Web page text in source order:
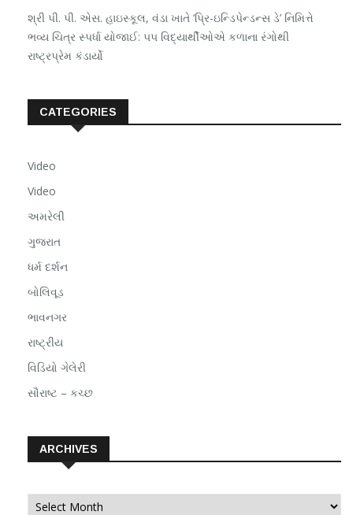
શ્રી પી. પી. એસ. હાઇસ્કૂલ, વંડા ખાતે ‘પ્રિ-ઇન્ડિપેન્ડન્સ ડે’ નિમિત્તે
ભવ્ય ચિત્ર સ્પર્ધા યોજાઈ: ૫૫ વિદ્યાર્થીઓએ કળાના રંગોથી
રાષ્ટ્રપ્રેમ કંડાર્યો
CATEGORIES
Video
Video
અમરેલી
ગુજરાત
ધર્મ દર્શન
બોલિવૂડ
ભાવનગર
રાષ્ટ્રીય
વિડિયો ગેલેરી
સૌરાષ્ટ – કચ્છ
ARCHIVES
Archives